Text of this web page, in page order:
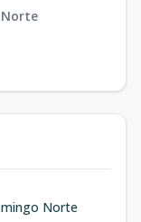
Norte